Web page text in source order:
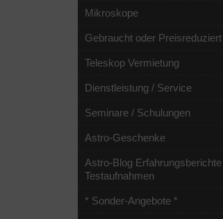
Mikroskope
Gebraucht oder Preisreduziert
Teleskop Vermietung
Dienstleistung / Service
Seminare / Schulungen
Astro-Geschenke
Astro-Blog Erfahrungsberichte
Testaufnahmen
* Sonder-Angebote *